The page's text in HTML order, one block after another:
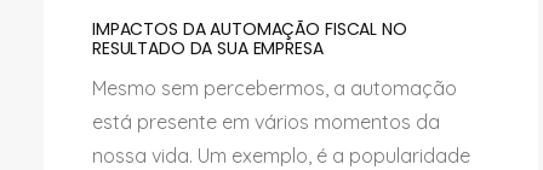
IMPACTOS DA AUTOMAÇÃO FISCAL NO
RESULTADO DA SUA EMPRESA
Mesmo sem percebermos, a automação
está presente em vários momentos da
nossa vida. Um exemplo, é a popularidade